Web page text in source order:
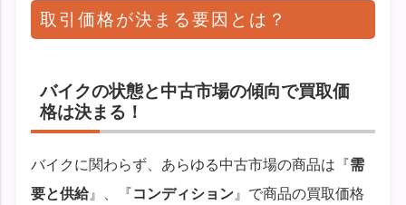
取引価格が決まる要因とは？
バイクの状態と中古市場の傾向で買取価
格は決まる！
バイクに関わらず、あらゆる中古市場の商品は『需
要と供給』、『コンディション 』で商品の買取価格